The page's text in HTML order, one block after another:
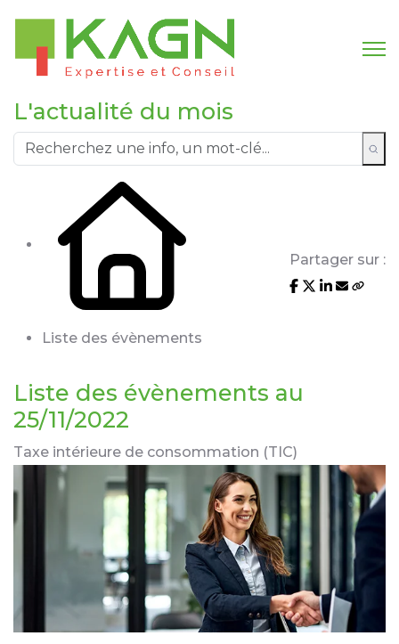
L'actualité du mois
Liste des évènements
Partager sur :
Liste des évènements au
25/11/2022
Taxe intérieure de consommation (TIC)